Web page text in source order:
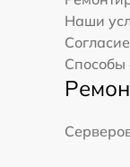
Наши
Способы